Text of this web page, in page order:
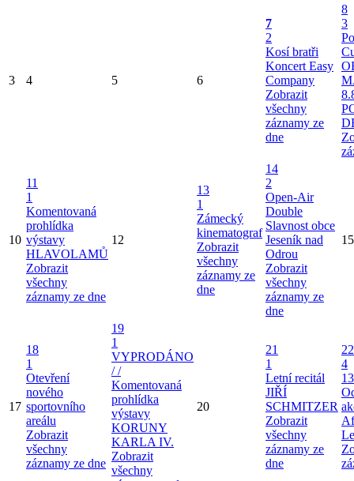
3 4 5 6
7
2
Kosí bratři
Koncert Easy
Company
Zobrazit
všechny
záznamy ze
dne
8
3
10
11
1
Komentovaná
prohlídka
výstavy
HLAVOLAMŮ
Zobrazit
všechny
záznamy ze dne
12
13
1
Zámecký
kinematograf
Zobrazit
všechny
záznamy ze
dne
14
2
Open-Air
Double
Slavnost obce
Jeseník nad
Odrou
Zobrazit
všechny
záznamy ze
dne
15
17
18
1
Otevření
nového
sportovního
areálu
Zobrazit
všechny
záznamy ze dne
19
1
VYPRODÁNO
/ /
Komentovaná
prohlídka
výstavy
KORUNY
KARLA IV.
Zobrazit
všechny
20
21
1
Letní recitál
JIŘÍ
SCHMITZER
Zobrazit
všechny
záznamy ze
dne
22
4